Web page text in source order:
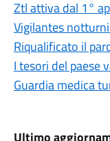
Ztl attiva dal 1°
Vigilantes
Riqualificato il
I tesori del paese
Guardia medica
Ultimo